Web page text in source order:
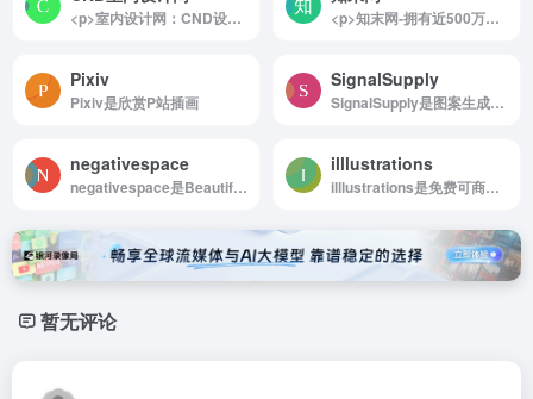
<p>室内设计网：CND设计网旗下品牌，为室内设计师提供原创作品展示，让室内设计作品被商业用户和大众所欣赏，提升室内设计价值，让世界看见您的才华&#8212;为设计师提供有效传播和服务</p> <p>知末网-拥有近500万效果图作品,提供3d模型,su模型,材质贴图,cad图纸,软件/插件等素材下载.是帮助设计师提升工作效率,学习成长,开拓眼界的交流社区.</p>
Pixiv
Pixiv是欣赏P站插画
SignalSupply
SignalSupply是图案生成工具箱
negativespace
negativespace是Beautiful, High-Resolution Free Stock Photos
illlustrations
illlustrations是免费可商用精美的物品主题插画素材网站
暂无评论